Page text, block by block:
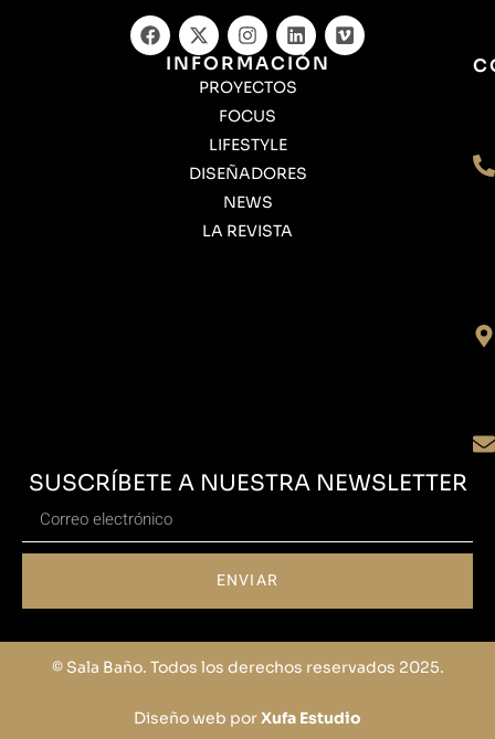
INFORMACIÓN
PROYECTOS
FOCUS
LIFESTYLE
DISEÑADORES
NEWS
LA REVISTA
SUSCRÍBETE A NUESTRA NEWSLETTER
ENVIAR
© Sala Baño. Todos los derechos reservados 2025.
Diseño web porXufa Estudio